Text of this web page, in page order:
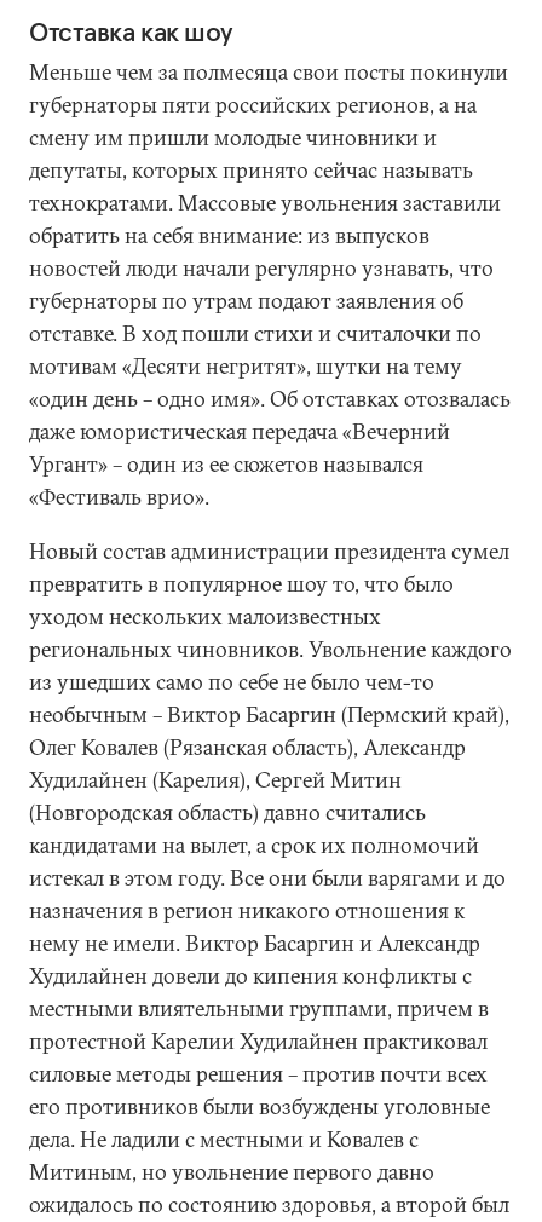
Отставка как шоу
Меньше чем за полмесяца свои посты покинули
губернаторы пяти российских регионов, а на
смену им пришли молодые чиновники и
депутаты, которых принято сейчас называть
технократами. Массовые увольнения заставили
обратить на себя внимание: из выпусков
новостей люди начали регулярно узнавать, что
губернаторы по утрам подают заявления об
отставке. В ход пошли стихи и считалочки по
мотивам «Десяти негритят», шутки на тему
«один день – одно имя». Об отставках отозвалась
даже юмористическая передача «Вечерний
Ургант» – один из ее сюжетов назывался
«Фестиваль врио».
Новый состав администрации президента сумел
превратить в популярное шоу то, что было
уходом нескольких малоизвестных
региональных чиновников. Увольнение каждого
из ушедших само по себе не было чем-то
необычным – Виктор Басаргин (Пермский край),
Олег Ковалев (Рязанская область), Александр
Худилайнен (Карелия), Сергей Митин
(Новгородская область) давно считались
кандидатами на вылет, а срок их полномочий
истекал в этом году. Все они были варягами и до
назначения в регион никакого отношения к
нему не имели. Виктор Басаргин и Александр
Худилайнен довели до кипения конфликты с
местными влиятельными группами, причем в
протестной Карелии Худилайнен практиковал
силовые методы решения – против почти всех
его противников были возбуждены уголовные
дела. Не ладили с местными и Ковалев с
Митиным, но увольнение первого давно
ожидалось по состоянию здоровья, а второй был